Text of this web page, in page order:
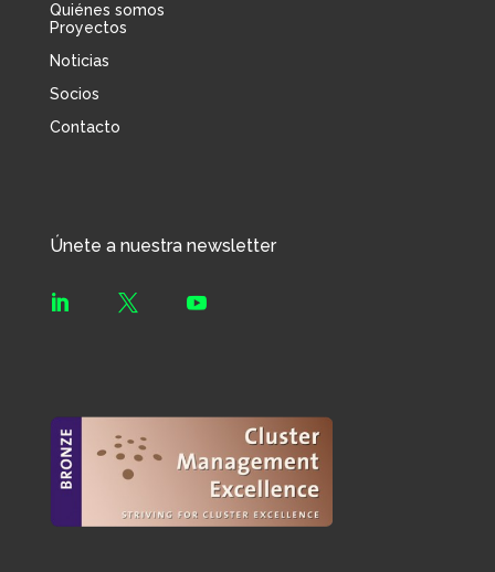
Quiénes somos
Proyectos
Noticias
Socios
Contacto
Únete a nuestra newsletter
  